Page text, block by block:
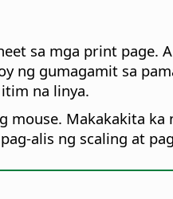
sa mga print
ng gumagamit sa
na linya.
Makakakita
alis ng scaling at